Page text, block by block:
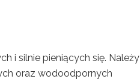
i silnie pieniących się. Należy
oraz wodoodpornych